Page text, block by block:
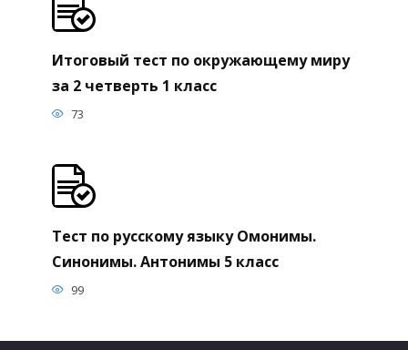
Итоговый тест по окружающему миру
за 2 четверть 1 класс
73
Тест по русскому языку Омонимы.
Синонимы. Антонимы 5 класс
99